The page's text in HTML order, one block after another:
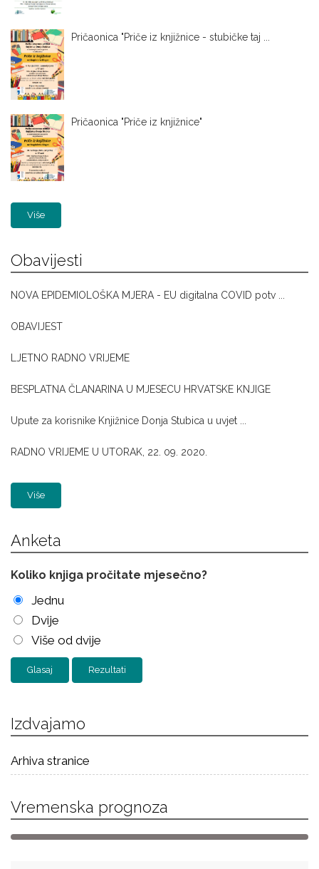
Pričaonica "Priče iz knjižnice - stubičke taj ...
Pričaonica "Priče iz knjižnice"
Više
Obavijesti
NOVA EPIDEMIOLOŠKA MJERA - EU digitalna COVID potv ...
OBAVIJEST
LJETNO RADNO VRIJEME
BESPLATNA ČLANARINA U MJESECU HRVATSKE KNJIGE
Upute za korisnike Knjižnice Donja Stubica u uvjet ...
RADNO VRIJEME U UTORAK, 22. 09. 2020.
Više
Anketa
Koliko knjiga pročitate mjesečno?
Jednu
Dvije
Više od dvije
Rezultati
Izdvajamo
Arhiva stranice
Vremenska prognoza